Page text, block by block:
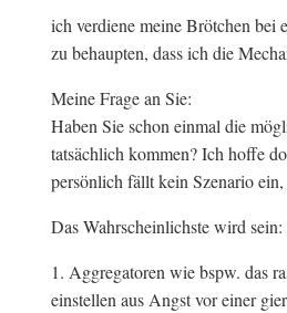
ich verdiene meine Brötchen bei
zu behaupten, dass ich die
Meine Frage an Sie:
Haben Sie schon einmal die
tatsächlich kommen? Ich hoffe
persönlich fällt kein Szenario
Das Wahrscheinlichste wird sein:
1. Aggregatoren wie bspw. das
einstellen aus Angst vor einer